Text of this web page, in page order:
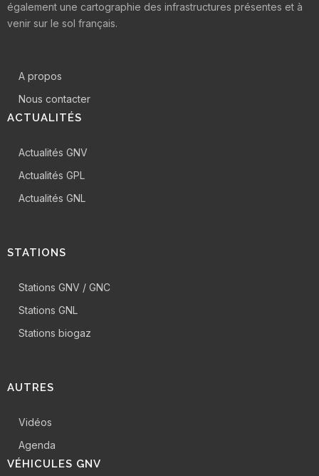
également une cartographie des infrastructures présentes et à
venir sur le sol français.
A propos
Nous contacter
ACTUALITÉS
Actualités GNV
Actualités GPL
Actualités GNL
STATIONS
Stations GNV / GNC
Stations GNL
Stations biogaz
AUTRES
Vidéos
Agenda
VÉHICULES GNV